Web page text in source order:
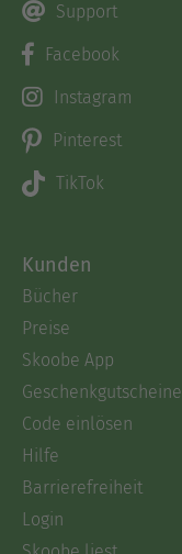
Support
Facebook
Instagram
Pinterest
TikTok
Kunden
Bücher
Preise
Skoobe App
Geschenkgutscheine
Code einlösen
Hilfe
Barrierefreiheit
Login